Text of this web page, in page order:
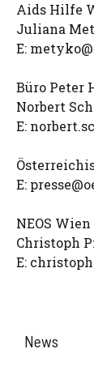
Aids Hilfe
Juliana
E:
Büro Peter
Norbert
E:
E:
NEOS Wien
Christoph
E:
News